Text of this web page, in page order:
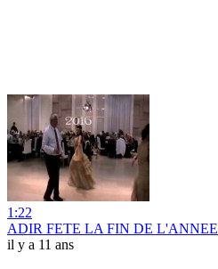
1:22
ADIR FETE LA FIN DE L'ANNEE
il y a 11 ans